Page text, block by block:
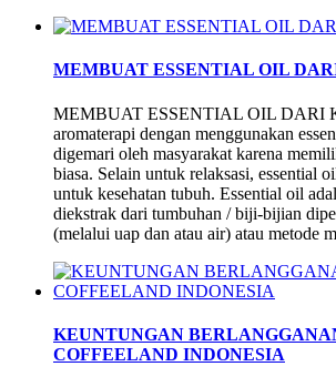
MEMBUAT ESSENTIAL OIL
MEMBUAT ESSENTIAL OIL DARI
aromaterapi dengan menggunakan
digemari oleh masyarakat karena
biasa. Selain untuk relaksasi, essential
untuk kesehatan tubuh. Essential oil
diekstrak dari tumbuhan / biji-bijian
(melalui uap dan atau air) atau metode
KEUNTUNGAN
COFFEELAND INDONESIA